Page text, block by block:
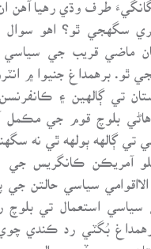
سگهجي ٿو؟ اهو سوال
ماضي قريب جي سياسي
ٿو. برهمداغ جنيوا ۾
تي ڳالهين ۽
بلوچ قوم جي مڪمل
تي ڳالهه ٻولهه ٿي نه
آمريڪن ڪانگريس جي
سياسي حالتن جي
سياسي استعمال تي بلوچ
برهمداغ بُگٽي رد ڪندي
جي پرڏيهي پاليسين ۽